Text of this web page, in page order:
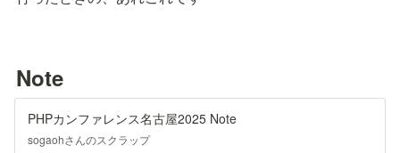
Note
PHPカンファレンス名古屋2025 Note
sogaohさんのスクラップ